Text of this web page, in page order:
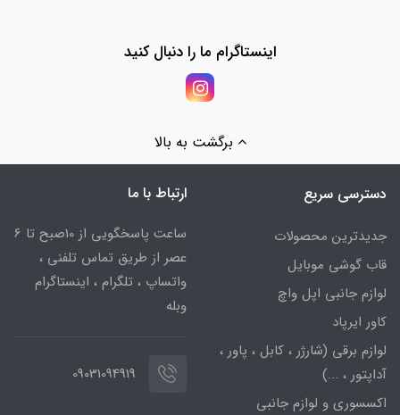
اینستاگرام ما را دنبال کنید
برگشت به بالا
دسترسی سریع
جدیدترین محصولات
قاب گوشی موبایل
لوازم جانبی اپل واچ
کاور ایرپاد
لوازم برقی (شارژر ، کابل ، پاور ،
آداپتور ، ...)
اکسسوری و لوازم جانبی
ارتباط با ما
ساعت پاسخگویی از 10صبح تا 6
عصر از طریق تماس تلفنی ،
واتساپ ، تلگرام ، اینستاگرام
وبله
09031094919